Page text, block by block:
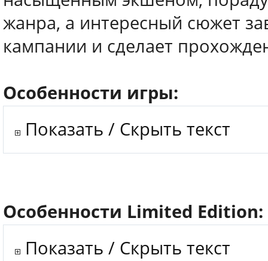
жанра, а интересный сюжет
кампании и сделает
Особенности игры:
Показать / Скрыть текст
Особенности Limited Edition:
Показать / Скрыть текст